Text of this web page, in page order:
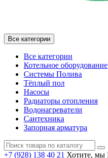
Все категории
Все категории
Котельное оборудование
Системы Полива
Тёплый пол
Насосы
Радиаторы отопления
Водонагреватели
Сантехника
Запорная арматура
+7 (928) 138 40 21 Хотите, мы